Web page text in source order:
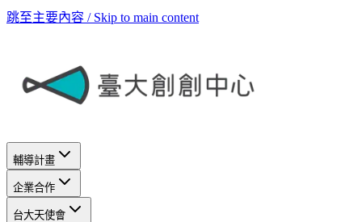
跳至主要內容 / Skip to main content
輔導計畫
企業合作
台大天使會